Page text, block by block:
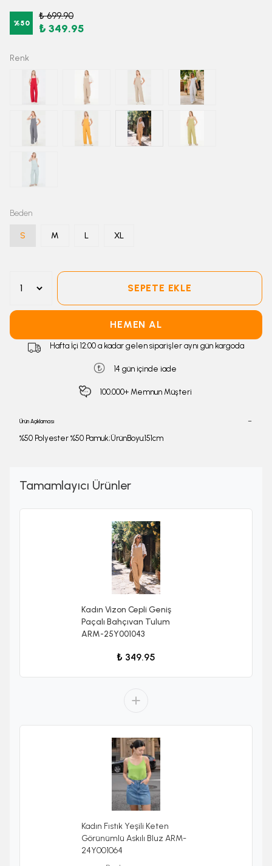
%50
₺ 699.90
₺ 349.95
Renk
Beden
S M L XL
SEPETE EKLE
HEMEN AL
Hafta İçi 12:00 a kadar gelen siparişler aynı gün kargoda
14 gün içinde iade
100.000+ Memnun Müşteri
Ürün Açıklaması
%50 Polyester %50 Pamuk;ÜrünBoyu:151cm
Tamamlayıcı Ürünler
Kadın Vizon Cepli Geniş
Paçalı Bahçıvan Tulum
ARM-25Y001043
₺ 349.95
Kadın Fıstık Yeşili Keten
Görünümlü Askılı Bluz ARM-
24Y001064